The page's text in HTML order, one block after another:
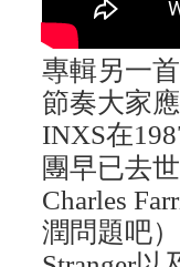
專輯另一
節奏大家
INXS在
團早已去
Charles
潤問題吧